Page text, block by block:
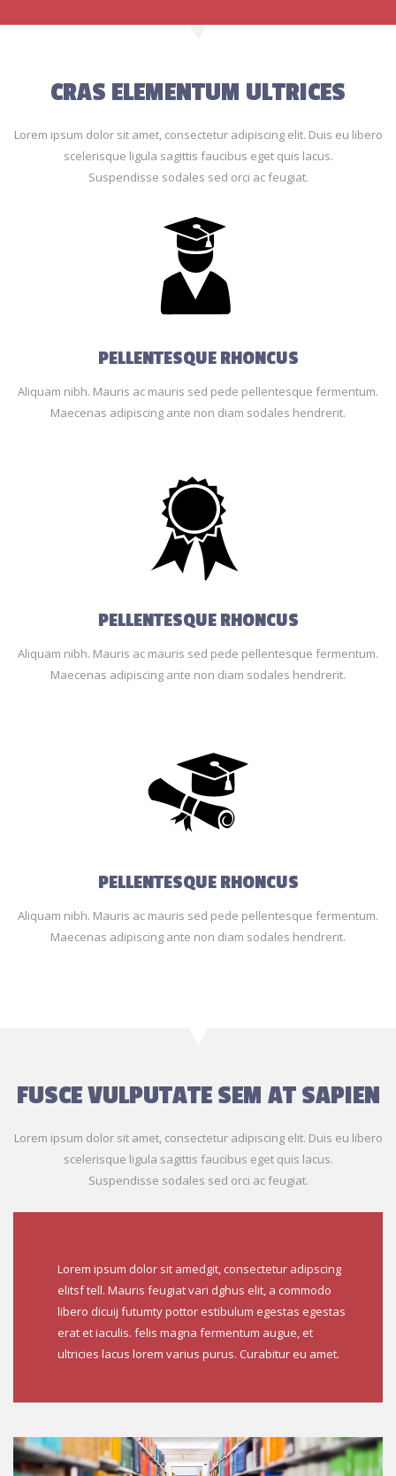
CRAS ELEMENTUM ULTRICES
Lorem ipsum dolor sit amet, consectetur adipiscing elit. Duis eu libero
scelerisque ligula sagittis faucibus eget quis lacus.
Suspendisse sodales sed orci ac feugiat.
PELLENTESQUE RHONCUS
Aliquam nibh. Mauris ac mauris sed pede pellentesque fermentum.
Maecenas adipiscing ante non diam sodales hendrerit.
PELLENTESQUE RHONCUS
Aliquam nibh. Mauris ac mauris sed pede pellentesque fermentum.
Maecenas adipiscing ante non diam sodales hendrerit.
PELLENTESQUE RHONCUS
Aliquam nibh. Mauris ac mauris sed pede pellentesque fermentum.
Maecenas adipiscing ante non diam sodales hendrerit.
FUSCE VULPUTATE SEM AT SAPIEN
Lorem ipsum dolor sit amet, consectetur adipiscing elit. Duis eu libero
scelerisque ligula sagittis faucibus eget quis lacus.
Suspendisse sodales sed orci ac feugiat.
Lorem ipsum dolor sit amedgit, consectetur adipscing
elitsf tell. Mauris feugiat vari dghus elit, a commodo
libero dicuij futumty pottor estibulum egestas egestas
erat et iaculis. felis magna fermentum augue, et
ultricies lacus lorem varius purus. Curabitur eu amet.